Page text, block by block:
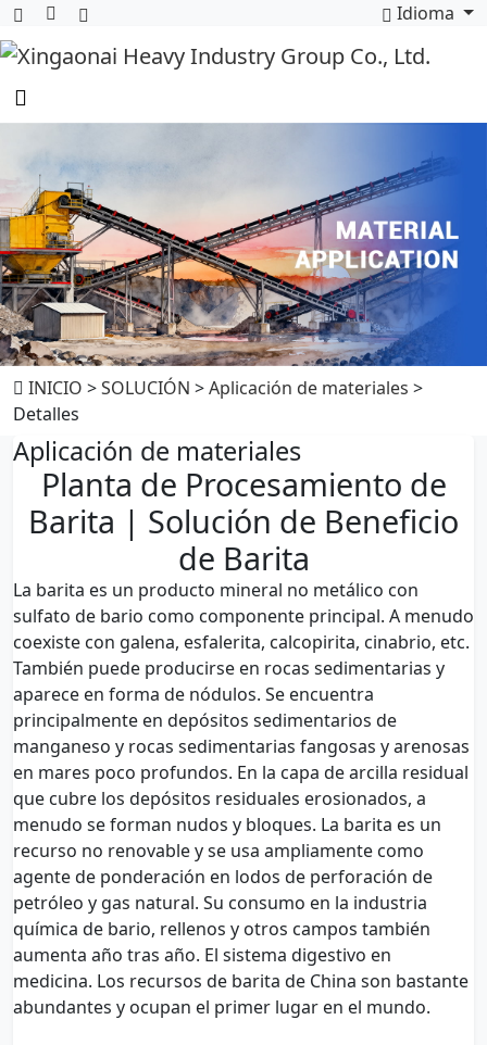
Idioma
INICIO >SOLUCIÓN >Aplicación de materiales >
Detalles
Aplicación de materiales
Planta de Procesamiento de
Barita | Solución de Beneficio
de Barita
La barita es un producto mineral no metálico con
sulfato de bario como componente principal. A menudo
coexiste con galena, esfalerita, calcopirita, cinabrio, etc.
También puede producirse en rocas sedimentarias y
aparece en forma de nódulos. Se encuentra
principalmente en depósitos sedimentarios de
manganeso y rocas sedimentarias fangosas y arenosas
en mares poco profundos. En la capa de arcilla residual
que cubre los depósitos residuales erosionados, a
menudo se forman nudos y bloques. La barita es un
recurso no renovable y se usa ampliamente como
agente de ponderación en lodos de perforación de
petróleo y gas natural. Su consumo en la industria
química de bario, rellenos y otros campos también
aumenta año tras año. El sistema digestivo en
medicina. Los recursos de barita de China son bastante
abundantes y ocupan el primer lugar en el mundo.